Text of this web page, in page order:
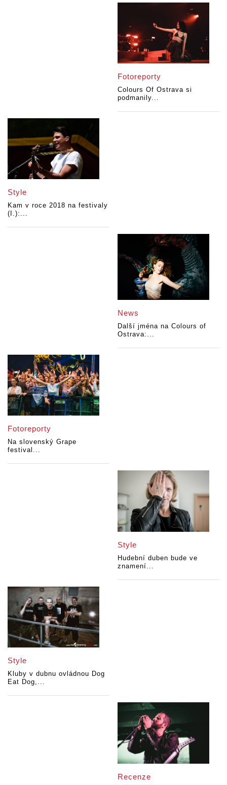
Fotoreporty
Colours Of Ostrava si
podmanily...
Style
Kam v roce 2018 na festivaly
(I.):...
News
Další jména na Colours of
Ostrava:...
Fotoreporty
Na slovenský Grape
festival...
Style
Hudební duben bude ve
znamení...
Style
Kluby v dubnu ovládnou Dog
Eat Dog,...
Recenze